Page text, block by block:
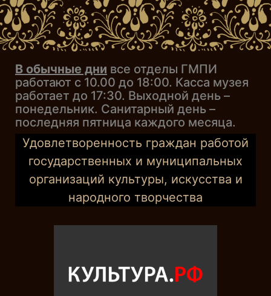
В обычные дни все отделы ГМПИ
работают с 10.00 до 18:00. Касса музея
работает до 17:30. Выходной день –
понедельник. Санитарный день –
последняя пятница каждого месяца.
Удовлетворенность граждан работой
государственных и муниципальных
организаций культуры, искусства и
народного творчества